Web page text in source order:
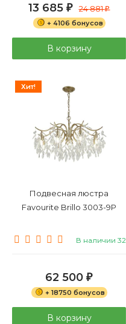
13 685 ₽ 24 881₽
+ 4106 бонусов
В корзину
Хит!
Подвесная люстра
Favourite Brillo 3003-9P
В наличии 32
62 500 ₽
+ 18750 бонусов
В корзину